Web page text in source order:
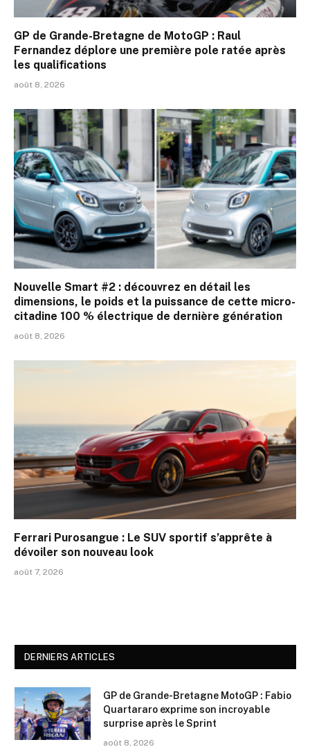
GP de Grande-Bretagne de MotoGP : Raul
Fernandez déplore une première pole ratée après
les qualifications
août 8, 2026
Nouvelle Smart #2 : découvrez en détail les
dimensions, le poids et la puissance de cette micro-
citadine 100 % électrique de dernière génération
août 8, 2026
Ferrari Purosangue : Le SUV sportif s’apprête à
dévoiler son nouveau look
août 7, 2026
DERNIERS ARTICLES
GP de Grande-Bretagne MotoGP : Fabio
Quartararo exprime son incroyable
surprise après le Sprint
août 8, 2026